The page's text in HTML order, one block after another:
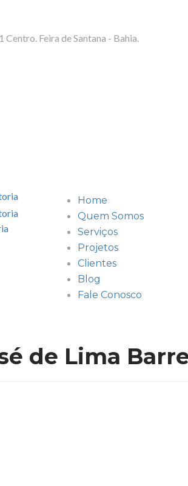
Centro. Feira de Santana - Bahia.
Home
Quem Somos
Serviços
Projetos
Clientes
Blog
Fale Conosco
de Lima